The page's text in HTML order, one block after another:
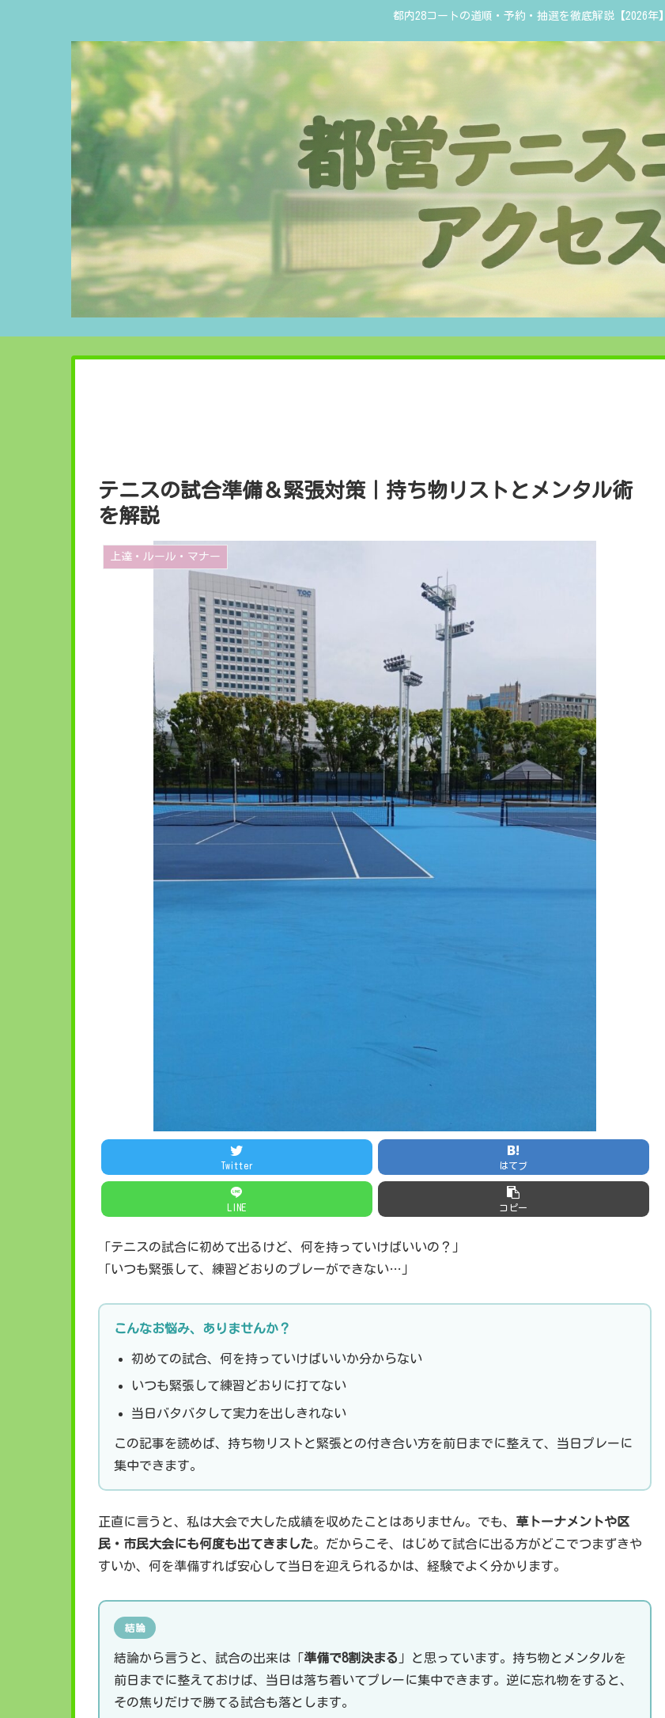
都内28コートの道順・予約・抽選を徹底解説【2026年】
テニスの試合準備＆緊張対策｜持ち物リストとメンタル術
を解説
上達・ルール・マナー
Twitter はてブ
LINE コピー
「テニスの試合に初めて出るけど、何を持っていけばいいの？」
「いつも緊張して、練習どおりのプレーができない…」
こんなお悩み、ありませんか？
初めての試合、何を持っていけばいいか分からない
いつも緊張して練習どおりに打てない
当日バタバタして実力を出しきれない
この記事を読めば、持ち物リストと緊張との付き合い方を前日までに整えて、当日プレーに
集中できます。
正直に言うと、私は大会で大した成績を収めたことはありません。でも、 草トーナメントや区
民・市民大会にも何度も出てきました。だからこそ、はじめて試合に出る方がどこでつまずきや
すいか、何を準備すれば安心して当日を迎えられるかは、経験でよく分かります。
結論
結論から言うと、試合の出来は「準備で8割決まる 」と思っています。持ち物とメンタルを
前日までに整えておけば、当日は落ち着いてプレーに集中できます。逆に忘れ物をすると、
その焦りだけで勝てる試合も落とします。